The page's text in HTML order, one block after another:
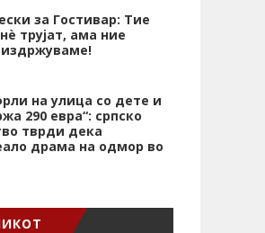
за Гостивар: Тие
трујат, ама ние
на улица со дете и
290 евра“: српско
тврди дека
драма на одмор во